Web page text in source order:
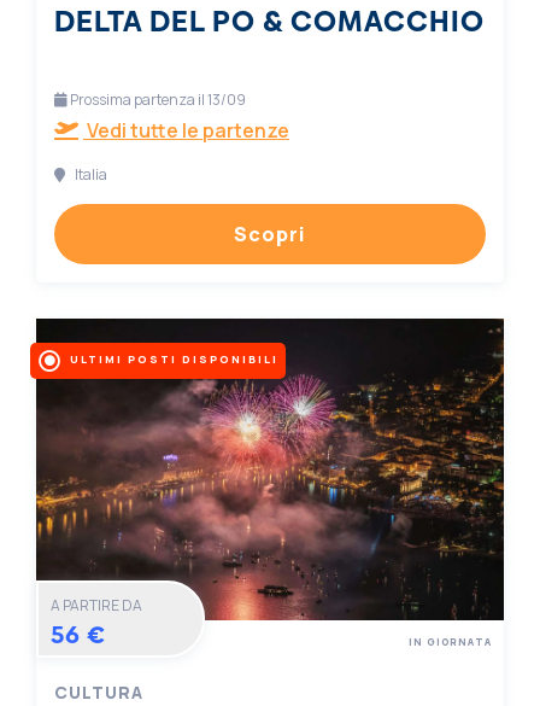
DELTA DEL PO & COMACCHIO
Prossima partenza il 13/09
Vedi tutte le partenze
Italia
Scopri
ULTIMI POSTI DISPONIBILI
A PARTIRE DA
56 €
CULTURA
IN GIORNATA